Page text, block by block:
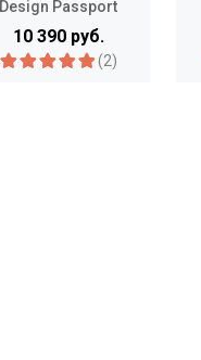
Design Passport
Wallet
10 390 руб.
(2)